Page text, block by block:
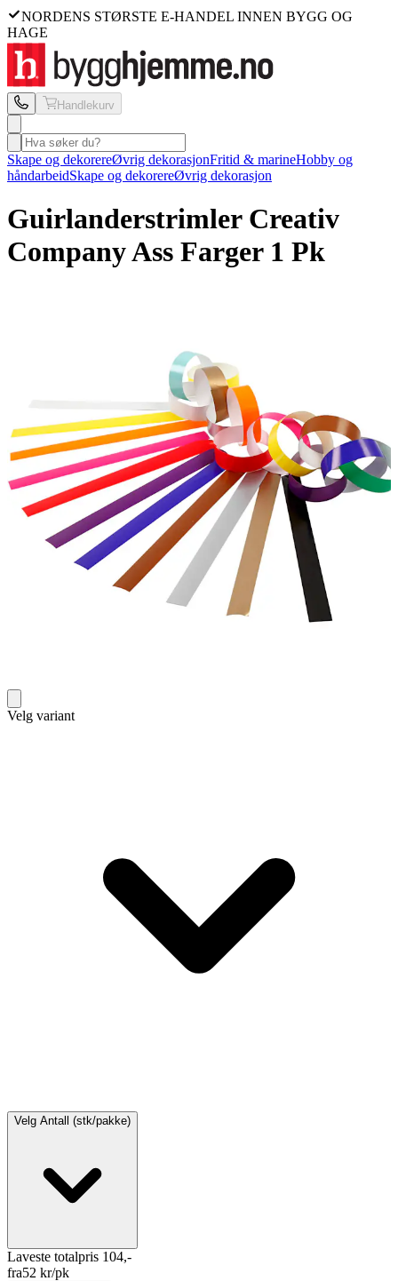
NORDENS STØRSTE E-HANDEL INNEN BYGG OG
HAGE
Handlekurv
Skape og dekorereØvrig dekorasjonFritid & marineHobby og
håndarbeidSkape og dekorereØvrig dekorasjon
Guirlanderstrimler Creativ
CompanyAss Farger 1 Pk
Velg variant
Velg Antall (stk/pakke)
Laveste totalpris 104,-
fra52 kr/pk